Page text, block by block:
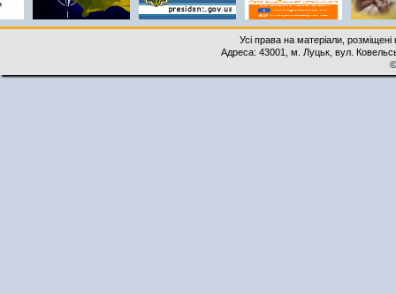
Усі права на матеріали,
Адреса: 43001, м. Луцьк, вул.